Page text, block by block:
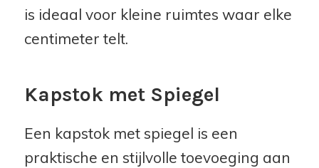
is ideaal voor kleine ruimtes waar elke
centimeter telt.
Kapstok met Spiegel
Een kapstok met spiegel is een
praktische en stijlvolle toevoeging aan